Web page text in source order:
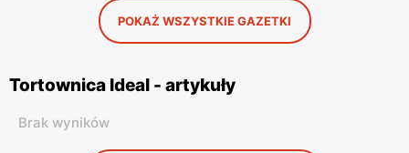
POKAŻ WSZYSTKIE GAZETKI
Tortownica Ideal - artykuły
Brak wyników